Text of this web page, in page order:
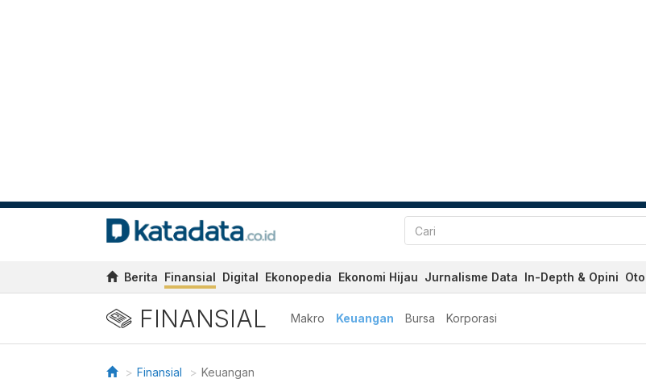
Berita Finansial Digital Ekonopedia Ekonomi Hijau Jurnalisme Data In-Depth & Opini
FINANSIAL Makro Keuangan Bursa Korporasi
Finansial Keuangan